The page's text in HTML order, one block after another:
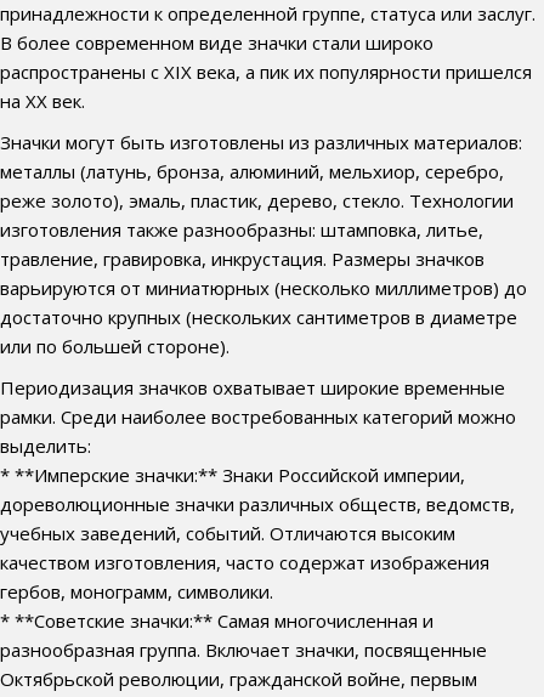
принадлежности к определенной группе, статуса или заслуг.
В более современном виде значки стали широко
распространены с XIX века, а пик их популярности пришелся
на XX век.
Значки могут быть изготовлены из различных материалов:
металлы (латунь, бронза, алюминий, мельхиор, серебро,
реже золото), эмаль, пластик, дерево, стекло. Технологии
изготовления также разнообразны: штамповка, литье,
травление, гравировка, инкрустация. Размеры значков
варьируются от миниатюрных (несколько миллиметров) до
достаточно крупных (нескольких сантиметров в диаметре
или по большей стороне).
Периодизация значков охватывает широкие временные
рамки. Среди наиболее востребованных категорий можно
выделить:
* **Имперские значки:** Знаки Российской империи,
дореволюционные значки различных обществ, ведомств,
учебных заведений, событий. Отличаются высоким
качеством изготовления, часто содержат изображения
гербов, монограмм, символики.
* **Советские значки:** Самая многочисленная и
разнообразная группа. Включает значки, посвященные
Октябрьской революции, гражданской войне, первым